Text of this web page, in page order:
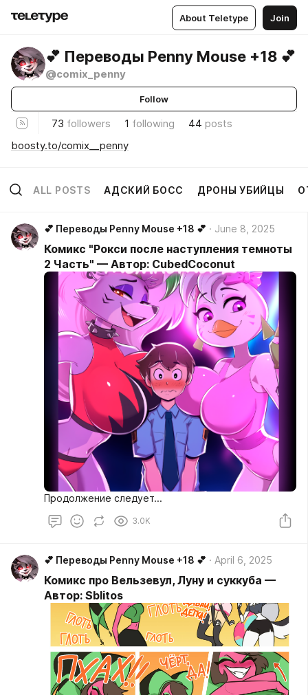
About Teletype Join
💕 Переводы Penny Mouse +18 💕
@comix_penny
Follow
73 followers 1 following 44 posts
boosty.to/comix__penny
ALL POSTS АДСКИЙ БОСС ДРОНЫ УБИЙЦЫ
💕 Переводы Penny Mouse +18 💕 June 8, 2025
Комикс "Рокси после наступления темноты
2 Часть" — Автор: CubedCoconut
Продолжение следует...
3.0K
💕 Переводы Penny Mouse +18 💕 April 6, 2025
Комикс про Вельзевул, Луну и суккуба —
Автор: Sblitos